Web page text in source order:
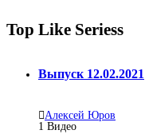
Top Like Seriess
Выпуск 12.02.2021
Алексей Юров
1 Видео